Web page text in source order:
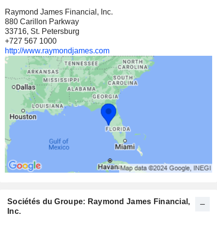
Raymond James Financial, Inc.
880 Carillon Parkway
33716, St. Petersburg
+727 567 1000
http://www.raymondjames.com
Sociétés du Groupe: Raymond James Financial,
Inc.